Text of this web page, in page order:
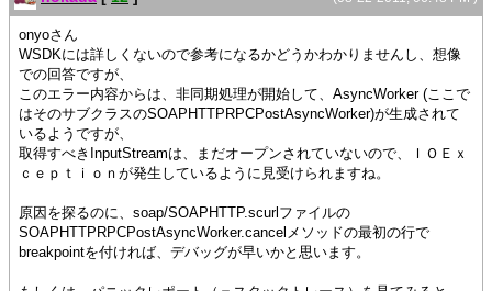
onyoさん
WSDKには詳しくないので参考になるかどうかわかりませんし、想像
での回答ですが、
このエラー内容からは、非同期処理が開始して、AsyncWorker (ここで
はそのサブクラスのSOAPHTTPRPCPostAsyncWorker)が生成されて
いるようですが、
取得すべきInputStreamは、まだオープンされていないので、ＩＯＥｘ
ｃｅｐｔｉｏｎが発生しているように見受けられますね。
原因を探るのに、soap/SOAPHTTP.scurlファイルの
SOAPHTTPRPCPostAsyncWorker.cancelメソッドの最初の行で
breakpointを付ければ、デバッグが早いかと思います。